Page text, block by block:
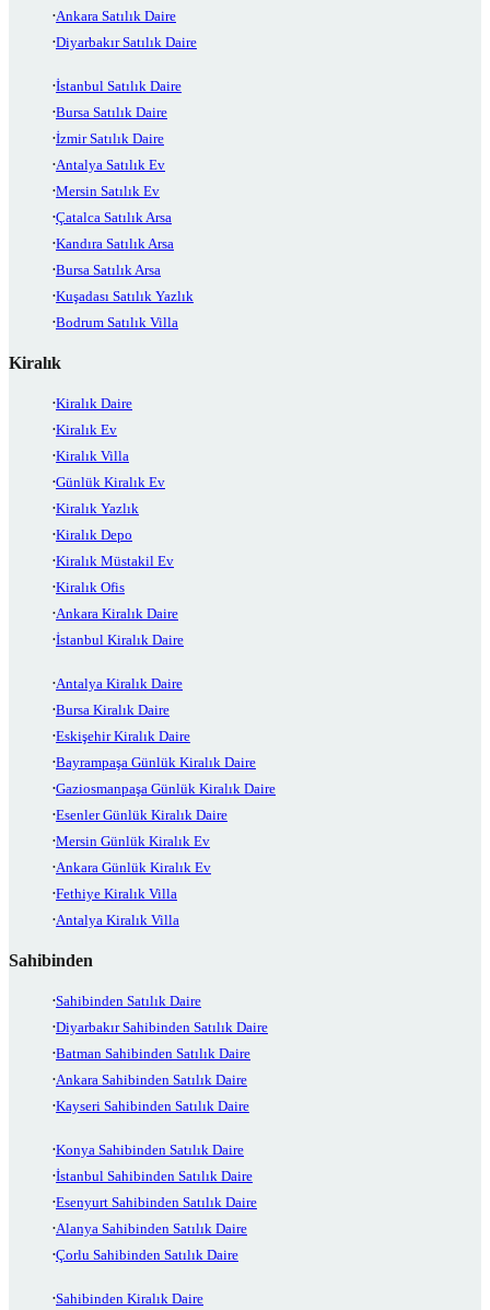
Ankara Satılık Daire
Diyarbakır Satılık Daire
İstanbul Satılık Daire
Bursa Satılık Daire
İzmir Satılık Daire
Antalya Satılık Ev
Mersin Satılık Ev
Çatalca Satılık Arsa
Kandıra Satılık Arsa
Bursa Satılık Arsa
Kuşadası Satılık Yazlık
Bodrum Satılık Villa
Kiralık
Kiralık Daire
Kiralık Ev
Kiralık Villa
Günlük Kiralık Ev
Kiralık Yazlık
Kiralık Depo
Kiralık Müstakil Ev
Kiralık Ofis
Ankara Kiralık Daire
İstanbul Kiralık Daire
Antalya Kiralık Daire
Bursa Kiralık Daire
Eskişehir Kiralık Daire
Bayrampaşa Günlük Kiralık Daire
Gaziosmanpaşa Günlük Kiralık Daire
Esenler Günlük Kiralık Daire
Mersin Günlük Kiralık Ev
Ankara Günlük Kiralık Ev
Fethiye Kiralık Villa
Antalya Kiralık Villa
Sahibinden
Sahibinden Satılık Daire
Diyarbakır Sahibinden Satılık Daire
Batman Sahibinden Satılık Daire
Ankara Sahibinden Satılık Daire
Kayseri Sahibinden Satılık Daire
Konya Sahibinden Satılık Daire
İstanbul Sahibinden Satılık Daire
Esenyurt Sahibinden Satılık Daire
Alanya Sahibinden Satılık Daire
Çorlu Sahibinden Satılık Daire
Sahibinden Kiralık Daire